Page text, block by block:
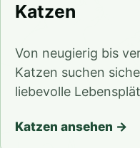
Katzen
Von neugierig bis
Katzen suchen
liebevolle
Katzen ansehen